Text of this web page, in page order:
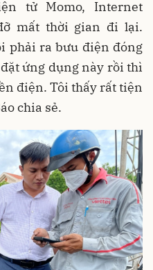
tử Momo, Internet
mất thời gian đi lại.
phải ra bưu điện đóng
ứng dụng này rồi thì
điện. Tôi thấy rất tiện
chia sẻ.